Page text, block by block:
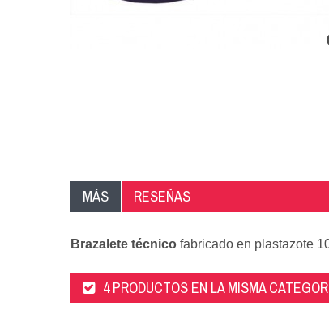
MÁS RESEÑAS
Brazalete técnico fabricado en plastazote
4 PRODUCTOS EN LA MISMA